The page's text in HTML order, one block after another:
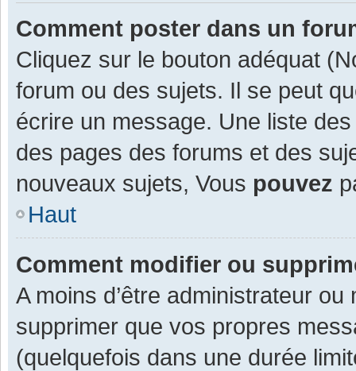
Comment poster dans un
Cliquez sur le bouton adéquat
forum ou des sujets. Il se peut
écrire un message. Une liste
des pages des forums et des
nouveaux sujets, Vous pouvez
Haut
Comment modifier ou
A moins d’être administrateur
supprimer que vos propres
(quelquefois dans une durée